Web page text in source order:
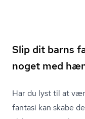
Slip dit barns
noget med
Har du lyst til at
fantasi kan skabe